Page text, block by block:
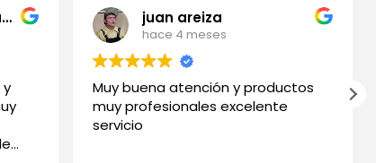
Fredy Gomez Rodriguez
y
juan areiza
hace 4 meses
Muy buena atención y productos
muy profesionales excelente
servicio